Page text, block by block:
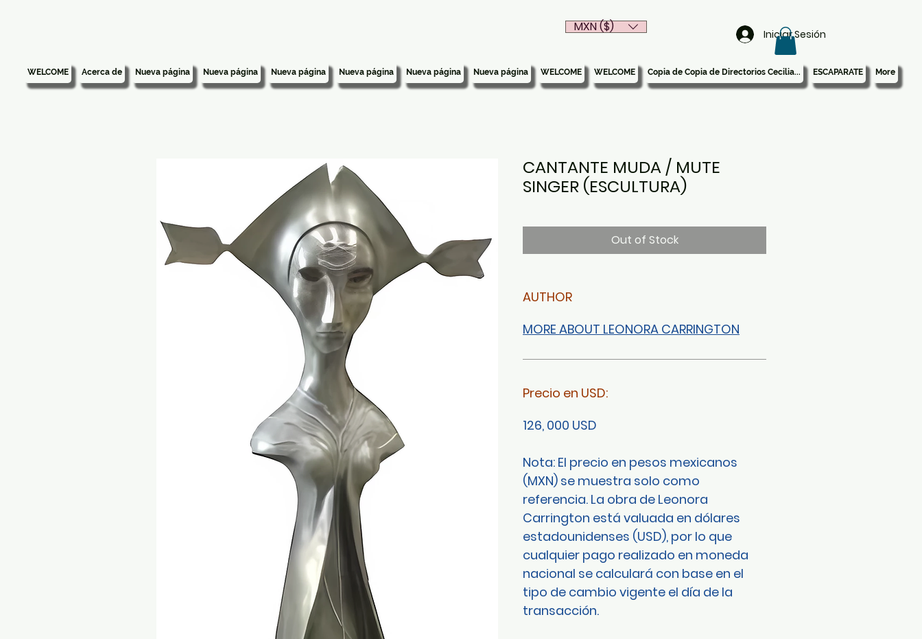
Iniciar Sesión
MXN ($)
WELCOME Acerca de Nueva página Nueva página Nueva página Nueva página Nueva página Nueva página WELCOME WELCOME Copia de Copia de Directorios Cecilia... ESCAPARATE More
CANTANTE MUDA / MUTE
SINGER (ESCULTURA)
Out of Stock
AUTHOR
MORE ABOUT LEONORA CARRINGTON
Precio en USD:
126, 000 USD
Nota: El precio en pesos mexicanos
(MXN) se muestra solo como
referencia. La obra de Leonora
Carrington está valuada en dólares
estadounidenses (USD), por lo que
cualquier pago realizado en moneda
nacional se calculará con base en el
tipo de cambio vigente el día de la
transacción.